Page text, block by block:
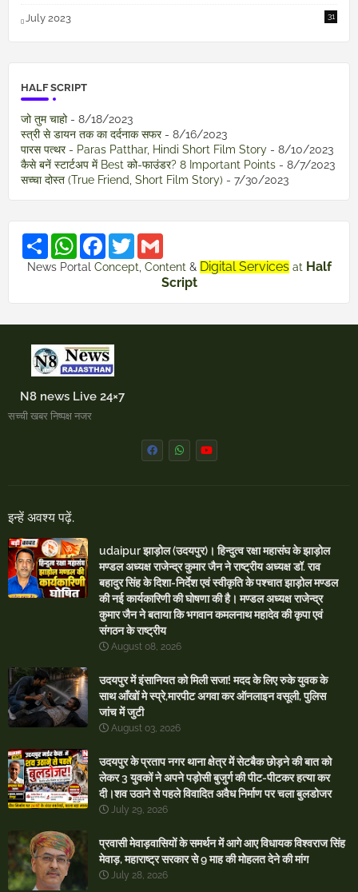
July 2023 31
HALF SCRIPT
जो तुम चाहो- 8/18/2023
स्त्री से डायन तक का दर्दनाक सफर- 8/16/2023
पारस पत्थर - Paras Patthar, Hindi Short Film Story - 8/10/2023
कैसे बनें स्टार्टअप में Best को-फाउंडर? 8 Important Points - 8/7/2023
सच्चा दोस्त (True Friend, Short Film Story) - 7/30/2023
S
a
W
a
A
F
c
o
T
w
i
e
a
i
l
News Portal Concept Content & Digital Services at Half
Script
N8 news Live 24×7
सच्ची खबर निष्पक्ष नजर
इन्हें अवश्य पढ़ें.
udaipur झाड़ोल (उदयपुर)। हिन्दुत्व रक्षा महासंघ के झाड़ोल
मण्डल अध्यक्ष राजेन्द्र कुमार जैन ने राष्ट्रीय अध्यक्ष डॉ. राव
बहादुर सिंह के दिशा-निर्देश एवं स्वीकृति के पश्चात झाड़ोल मण्डल
की नई कार्यकारिणी की घोषणा की है। मण्डल अध्यक्ष राजेन्द्र
कुमार जैन ने बताया कि भगवान कमलनाथ महादेव की कृपा एवं
संगठन के राष्ट्रीय
August 08, 2026
उदयपुर में इंसानियत को मिली सजा! मदद के लिए रुके युवक के
साथ आँखों मे स्प्रे,मारपीट अगवा कर ऑनलाइन वसूली, पुलिस
जांच में जुटी
August 03, 2026
उदयपुर के प्रताप नगर थाना क्षेत्र में सेटबैक छोड़ने की बात को
लेकर 3 युवकों ने अपने पड़ोसी बुजुर्ग की पीट-पीटकर हत्या कर
दी।शव उठाने से पहले विवादित अवैध निर्माण पर चला बुलडोजर
July 29, 2026
प्रवासी मेवाड़वासियों के समर्थन में आगे आए विधायक विश्वराज सिंह
मेवाड़, महाराष्ट्र सरकार से 9 माह की मोहलत देने की मांग
July 28, 2026